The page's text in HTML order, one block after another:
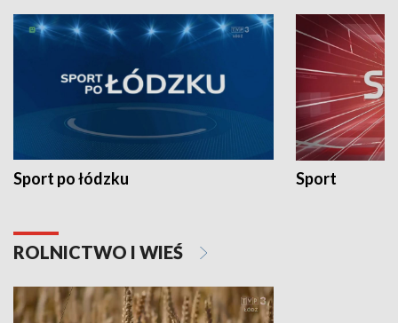
Sport po łódzku Sport
ROLNICTWO I WIEŚ